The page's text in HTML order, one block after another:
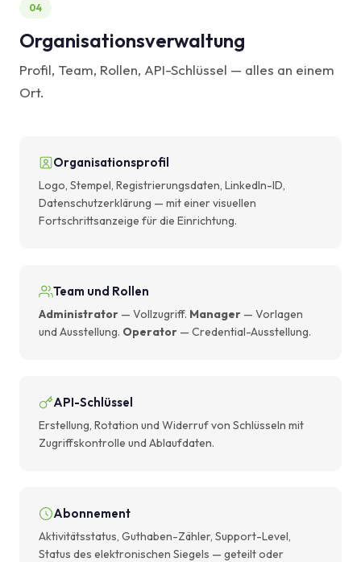
04
Organisationsverwaltung
Profil, Team, Rollen, API-Schlüssel — alles an einem
Ort.
Organisationsprofil
Logo, Stempel, Registrierungsdaten, LinkedIn-ID,
Datenschutzerklärung — mit einer visuellen
Fortschrittsanzeige für die Einrichtung.
Team und Rollen
Administrator — Vollzugriff. Manager — Vorlagen
und Ausstellung. Operator — Credential-Ausstellung.
API-Schlüssel
Erstellung, Rotation und Widerruf von Schlüsseln mit
Zugriffskontrolle und Ablaufdaten.
Abonnement
Aktivitätsstatus, Guthaben-Zähler, Support-Level,
Status des elektronischen Siegels — geteilt oder